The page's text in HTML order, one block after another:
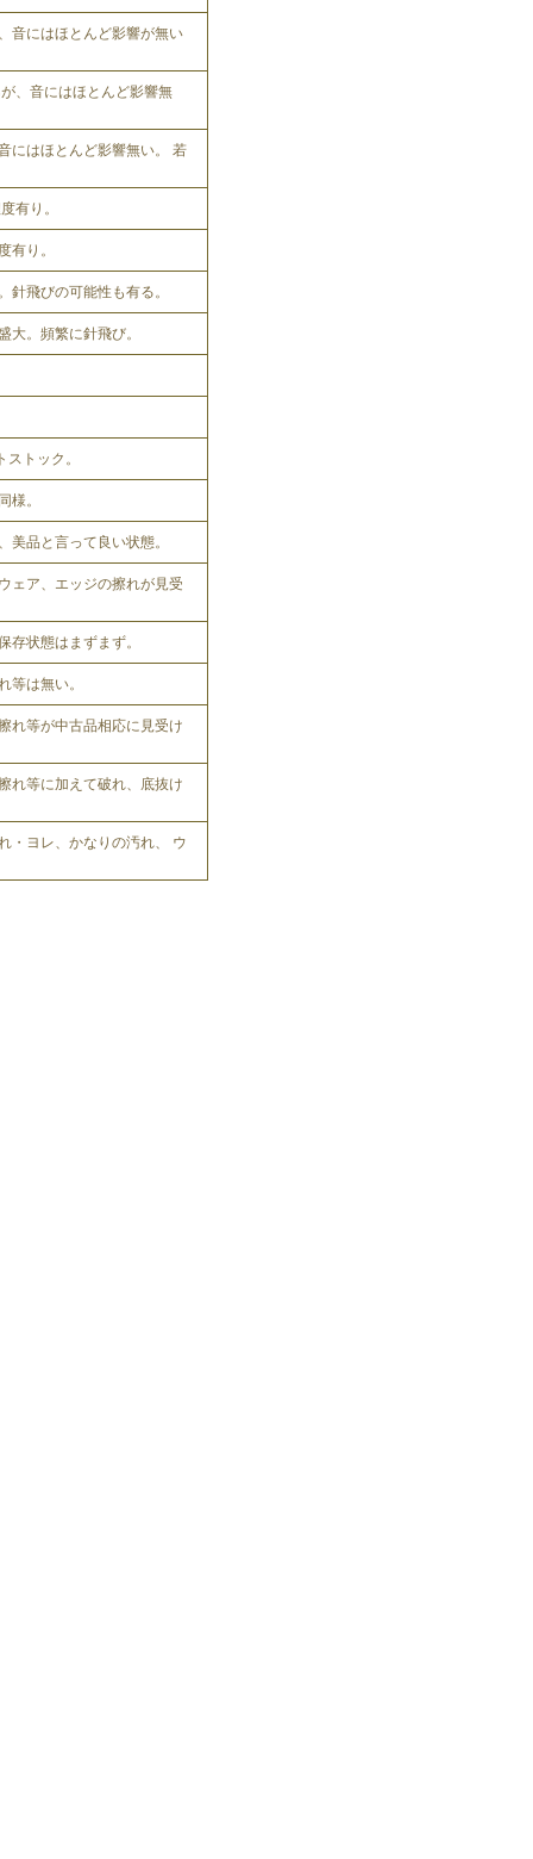
音にはほとんど影響が無い
、音にはほとんど影響無
にはほとんど影響無い。 若
有り。
有り。
針飛びの可能性も有る。
大。頻繁に針飛び。
トック。
様。
美品と言って良い状態。
ェア、エッジの擦れが見受
存状態はまずまず。
等は無い。
れ等が中古品相応に見受け
れ等に加えて破れ、底抜け
・ヨレ、かなりの汚れ、 ウ